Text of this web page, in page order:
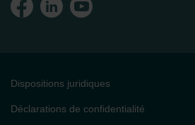
Dispositions juridiques
Déclarations de confidentialité